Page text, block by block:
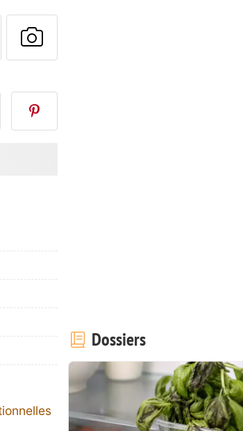
recette à un ami
cette page
Poser une question à
Publier votre
Dossiers